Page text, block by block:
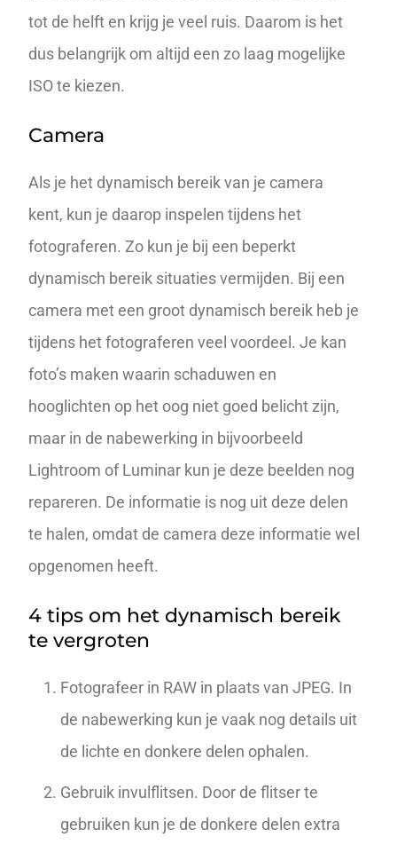
tot de helft en krijg je veel ruis. Daarom is het
dus belangrijk om altijd een zo laag mogelijke
ISO te kiezen.
Camera
Als je het dynamisch bereik van je camera
kent, kun je daarop inspelen tijdens het
fotograferen. Zo kun je bij een beperkt
dynamisch bereik situaties vermijden. Bij een
camera met een groot dynamisch bereik heb je
tijdens het fotograferen veel voordeel. Je kan
foto’s maken waarin schaduwen en
hooglichten op het oog niet goed belicht zijn,
maar in de nabewerking in bijvoorbeeld
Lightroom ofLuminar kun je deze beelden nog
repareren. De informatie is nog uit deze delen
te halen, omdat de camera deze informatie wel
opgenomen heeft.
4 tips om het dynamisch bereik
te vergroten
Fotografeer in RAW in plaats van JPEG. In
de nabewerking kun je vaak nog details uit
de lichte en donkere delen ophalen.
Gebruik invulflitsen. Door de flitser te
gebruiken kun je de donkere delen extra